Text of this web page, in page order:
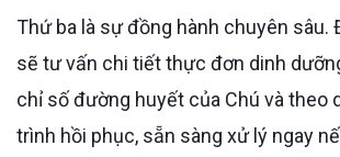
Thứ ba là sự đồng hành chuyên sâu. Đội ngũ Bác sĩ
sẽ tư vấn chi tiết thực đơn dinh
chỉ số đường huyết của Chú và theo
trình hồi phục, sẵn sàng xử lý ngay